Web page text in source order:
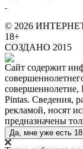
© 2026
18+
СОЗДАНО 2015
Сайт содержит
совершеннолетие,
Pintas. Сведения,
рекламой, носят
предназначены
Да, мне уже есть